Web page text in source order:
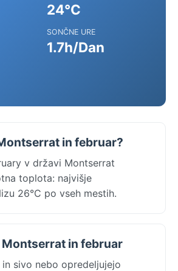
24°C
SONČNE URE
1.7h/Dan
in februar?
v državi Montserrat
toplota: najvišje
26°C po vseh mestih.
Montserrat in februar
sivo nebo opredeljujejo